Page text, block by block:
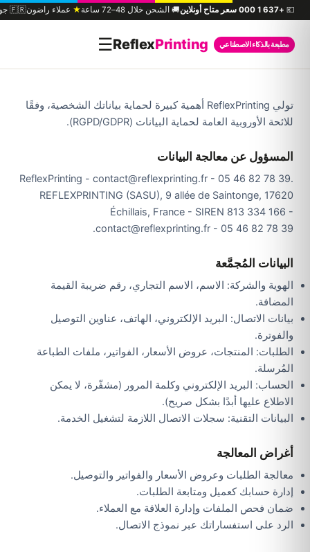
💶 +1 637 000 سعر متاح أونلاين 🚚 الشحن خلال 48–72 ساعة ★ عملاء راضون🇫🇷 جودة احترافية
ReflexPrinting مطبعة بالذكاء الاصطناعي ☰
تولي ReflexPrinting أهمية كبيرة لحماية بياناتك الشخصية، وفقًا
للائحة الأوروبية العامة لحماية البيانات (RGPD/GDPR).
المسؤول عن معالجة البيانات
ReflexPrinting - contact@reflexprinting.fr - 05 46 82 78 39.
REFLEXPRINTING (SASU), 9 allée de Saintonge, 17620
Échillais, France - SIREN 813 334 166 -
contact@reflexprinting.fr - 05 46 82 78 39.
البيانات المُجمَّعة
الهوية والشركة: الاسم، الاسم التجاري، رقم ضريبة القيمة
المضافة.
بيانات الاتصال: البريد الإلكتروني، الهاتف، عناوين التوصيل
والفوترة.
الطلبات: المنتجات، عروض الأسعار، الفواتير، ملفات الطباعة
المُرسلة.
الحساب: البريد الإلكتروني وكلمة المرور (مشفّرة، لا يمكن
الاطلاع عليها أبدًا بشكل صريح).
البيانات التقنية: سجلات الاتصال اللازمة لتشغيل الخدمة.
أغراض المعالجة
معالجة الطلبات وعروض الأسعار والفواتير والتوصيل.
إدارة حسابك كعميل ومتابعة الطلبات.
ضمان فحص الملفات وإدارة العلاقة مع العملاء.
الرد على استفساراتك عبر نموذج الاتصال.